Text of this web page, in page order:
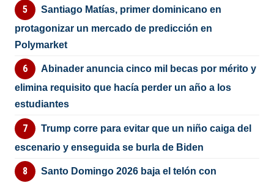
Santiago Matías, primer dominicano en
protagonizar un mercado de predicción en
Polymarket
Abinader anuncia cinco mil becas por mérito y
elimina requisito que hacía perder un año a los
estudiantes
Trump corre para evitar que un niño caiga del
escenario y enseguida se burla de Biden
Santo Domingo 2026 baja el telón con